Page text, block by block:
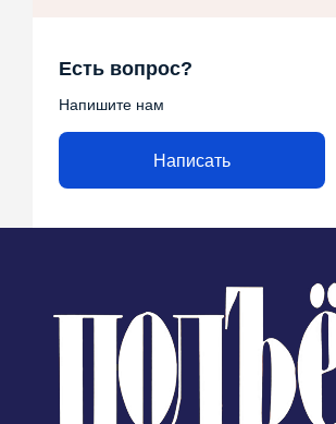
Есть вопрос?
Напишите нам
Написать